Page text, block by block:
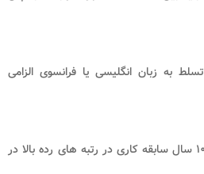
تسلط به زبان انگلیسی یا فرانسوی الزامی
فرد باید حداقل ۵ الی ۱۰ سال سابقه کاری در رتبه های رده بالا در